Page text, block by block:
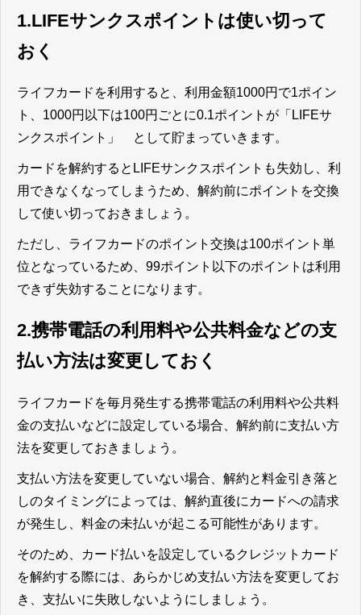
1.LIFEサンクスポイントは使い切って
おく
ライフカードを利用すると、利用金額1000円で1ポイン
ト、1000円以下は100円ごとに0.1ポイントが「LIFEサ
ンクスポイント」 として貯まっていきます。
カードを解約するとLIFEサンクスポイントも失効し、利
用できなくなってしまうため、解約前にポイントを交換
して使い切っておきましょう。
ただし、ライフカードのポイント交換は100ポイント単
位となっているため、99ポイント以下のポイントは利用
できず失効することになります。
2.携帯電話の利用料や公共料金などの支
払い方法は変更しておく
ライフカードを毎月発生する携帯電話の利用料や公共料
金の支払いなどに設定している場合、解約前に支払い方
法を変更しておきましょう。
支払い方法を変更していない場合、解約と料金引き落と
しのタイミングによっては、解約直後にカードへの請求
が発生し、料金の未払いが起こる可能性があります。
そのため、カード払いを設定しているクレジットカード
を解約する際には、あらかじめ支払い方法を変更してお
き、支払いに失敗しないようにしましょう。